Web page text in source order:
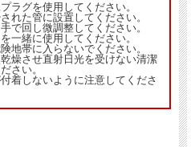
ラグを使用してください。
れた管に設置してください。
で回し微調整してください。
一緒に使用してください。
地帯に入らないでください。
燥させ直射日光を受けない清潔
さい。
着しないように注意してくださ